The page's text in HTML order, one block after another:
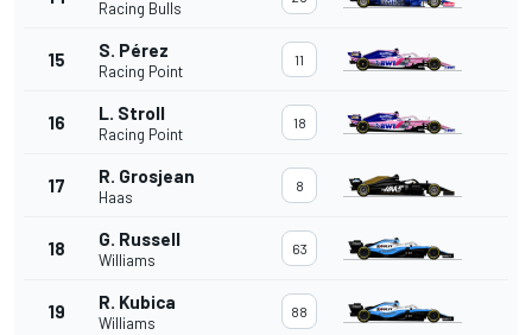
Racing Bulls
15 S. Pérez
Racing Point
11
16 L. Stroll
Racing Point
18
17 R. Grosjean
Haas
8
18 G. Russell
Williams
63
19 R. Kubica
Williams
88